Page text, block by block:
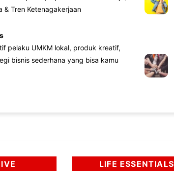
& Tren Ketenagakerjaan
pelaku UMKM lokal, produk kreatif,
bisnis sederhana yang bisa kamu
LIFE ESSENTIALS